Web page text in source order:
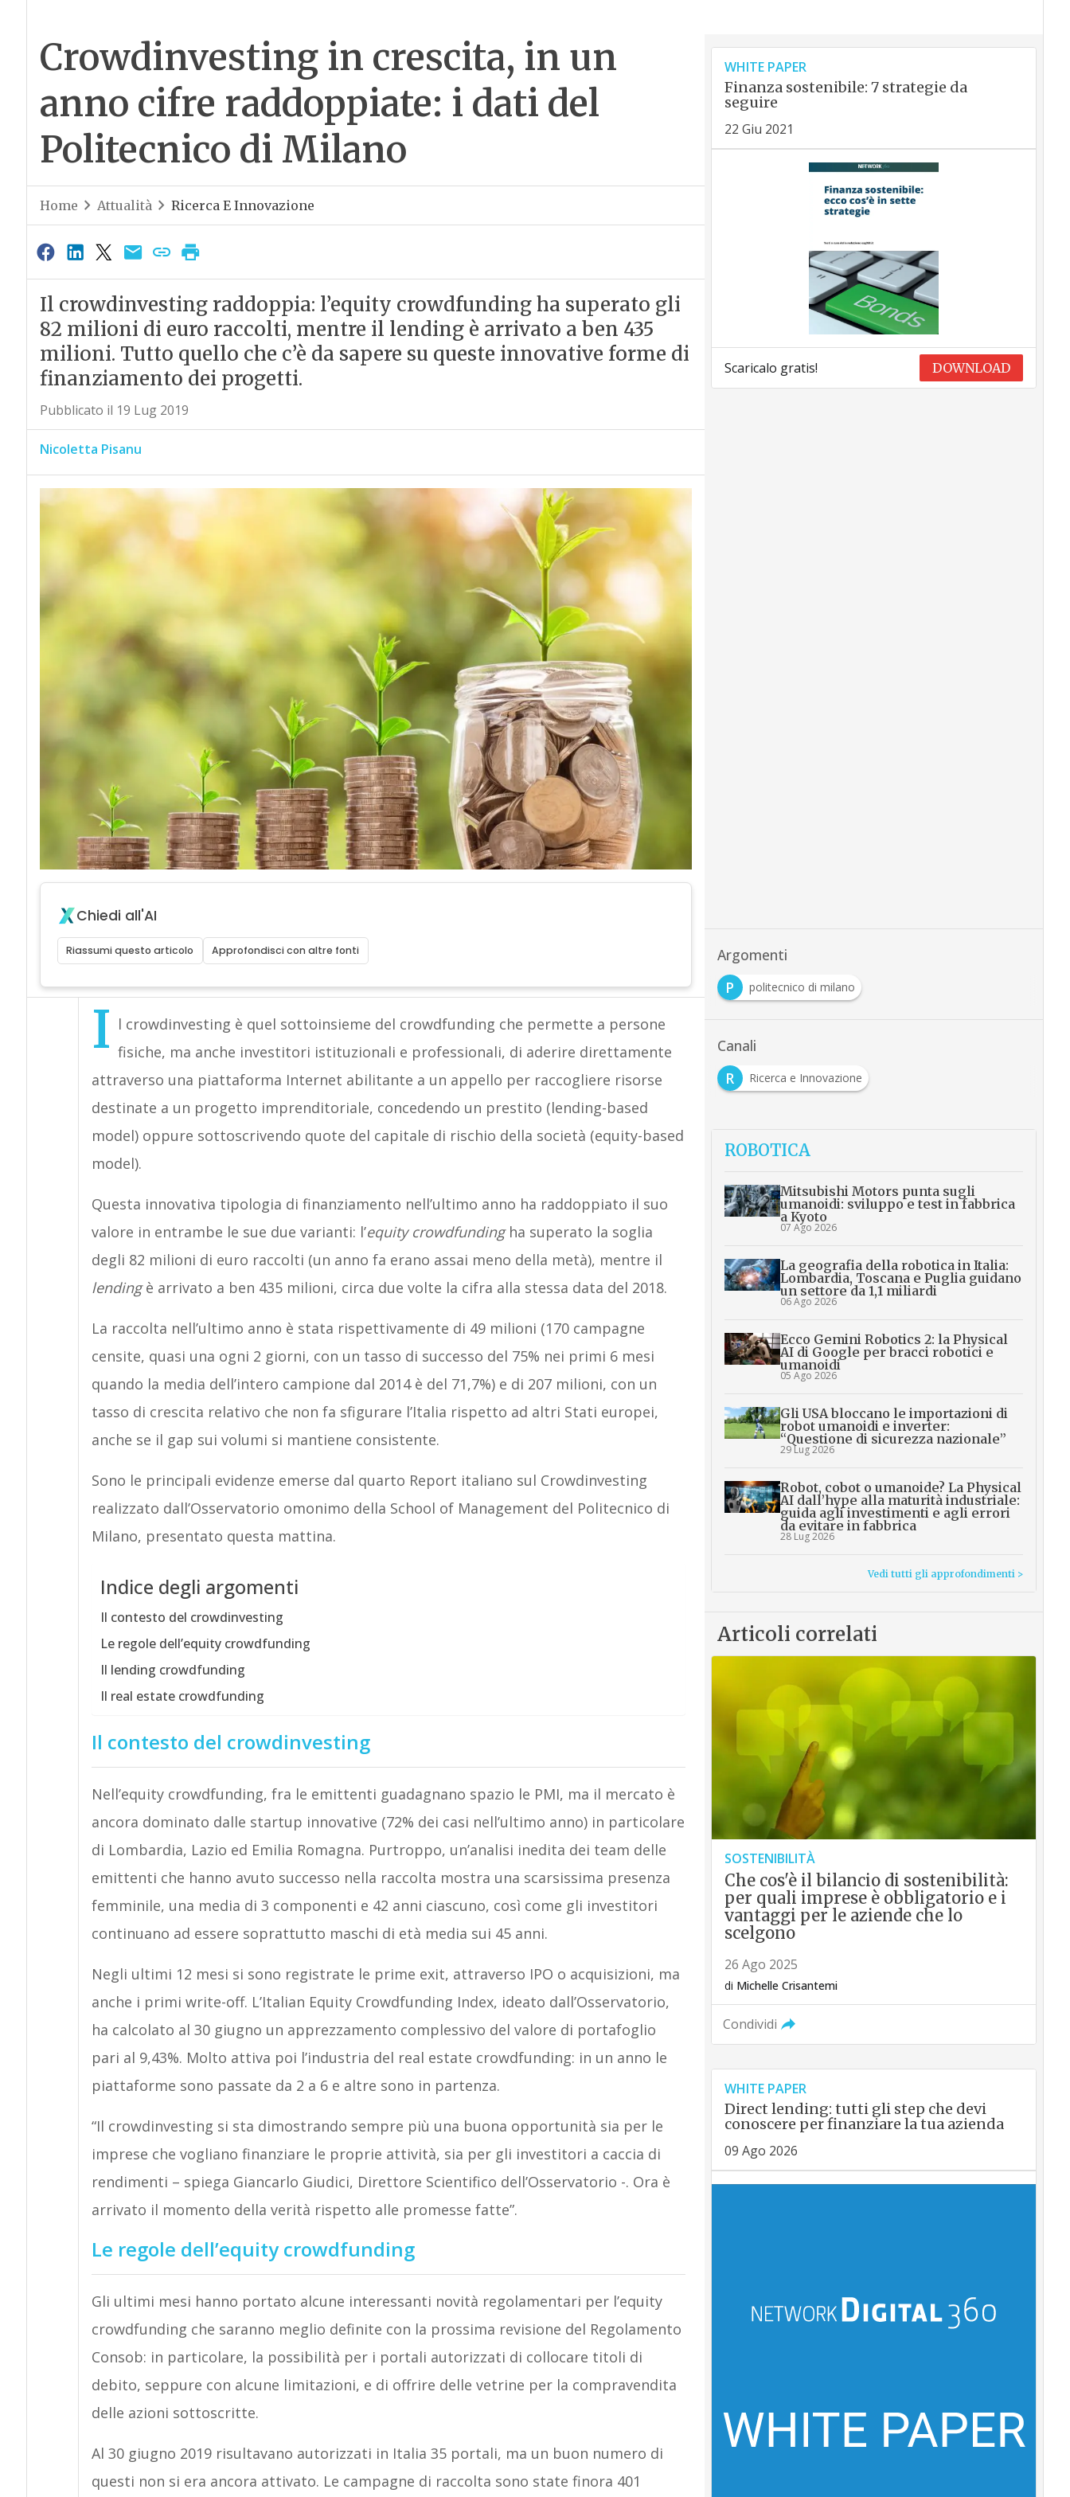
Crowdinvesting in crescita, in un
anno cifre raddoppiate: i dati del
Politecnico di Milano
Home Attualità Ricerca E Innovazione
Il crowdinvesting raddoppia: l’equity crowdfunding ha superato gli
82 milioni di euro raccolti, mentre il lending è arrivato a ben 435
milioni. Tutto quello che c’è da sapere su queste innovative forme di
finanziamento dei progetti.
Pubblicato il 19 Lug 2019
Nicoletta Pisanu
Chiedi all'AI
Riassumi questo articolo Approfondisci con altre fonti
I l crowdinvesting è quel sottoinsieme del crowdfunding che permette a persone
fisiche, ma anche investitori istituzionali e professionali, di aderire direttamente
attraverso una piattaforma Internet abilitante a un appello per raccogliere risorse
destinate a un progetto imprenditoriale, concedendo un prestito (lending-based
model) oppure sottoscrivendo quote del capitale di rischio della società (equity-based
model).
Questa innovativa tipologia di finanziamento nell’ultimo anno ha raddoppiato il suo
valore in entrambe le sue due varianti: l’equity crowdfundingha superato la soglia
degli 82 milioni di euro raccolti (un anno fa erano assai meno della metà), mentre il
lendingè arrivato a ben 435 milioni, circa due volte la cifra alla stessa data del 2018.
La raccolta nell’ultimo anno è stata rispettivamente di 49 milioni (170 campagne
censite, quasi una ogni 2 giorni, con un tasso di successo del 75% nei primi 6 mesi
quando la media dell’intero campione dal 2014 è del 71,7%) e di 207 milioni, con un
tasso di crescita relativo che non fa sfigurare l’Italia rispetto ad altri Stati europei,
anche se il gap sui volumi si mantiene consistente.
Sono le principali evidenze emerse dal quarto Report italiano sul Crowdinvesting
realizzato dall’Osservatorio omonimo della School of Management del Politecnico di
Milano, presentato questa mattina.
Indice degli argomenti
Il contesto del crowdinvesting
Le regole dell’equity crowdfunding
Il lending crowdfunding
Il real estate crowdfunding
Il contesto del crowdinvesting
Nell’equity crowdfunding, fra le emittenti guadagnano spazio le PMI, ma il mercato è
ancora dominato dalle startup innovative (72% dei casi nell’ultimo anno) in particolare
di Lombardia, Lazio ed Emilia Romagna. Purtroppo, un’analisi inedita dei team delle
emittenti che hanno avuto successo nella raccolta mostra una scarsissima presenza
femminile, una media di 3 componenti e 42 anni ciascuno, così come gli investitori
continuano ad essere soprattutto maschi di età media sui 45 anni.
Negli ultimi 12 mesi si sono registrate le prime exit, attraverso IPO o acquisizioni, ma
anche i primi write-off. L’Italian Equity Crowdfunding Index, ideato dall’Osservatorio,
ha calcolato al 30 giugno un apprezzamento complessivo del valore di portafoglio
pari al 9,43%. Molto attiva poi l’industria del real estate crowdfunding: in un anno le
piattaforme sono passate da 2 a 6 e altre sono in partenza.
“Il crowdinvesting si sta dimostrando sempre più una buona opportunità sia per le
imprese che vogliano finanziare le proprie attività, sia per gli investitori a caccia di
rendimenti – spiega Giancarlo Giudici, Direttore Scientifico dell’Osservatorio -. Ora è
arrivato il momento della verità rispetto alle promesse fatte”.
Le regole dell’equity crowdfunding
Gli ultimi mesi hanno portato alcune interessanti novità regolamentari per l’equity
crowdfunding che saranno meglio definite con la prossima revisione del Regolamento
Consob: in particolare, la possibilità per i portali autorizzati di collocare titoli di
debito, seppure con alcune limitazioni, e di offrire delle vetrine per la compravendita
delle azioni sottoscritte.
Al 30 giugno 2019 risultavano autorizzati in Italia 35 portali, ma un buon numero di
questi non si era ancora attivato. Le campagne di raccolta sono state finora 401
WHITE PAPER
Finanza sostenibile: 7 strategie da
seguire
22 Giu 2021
Scaricalo gratis! DOWNLOAD
Argomenti
P
politecnico di milano
Canali
R
Ricerca e Innovazione
ROBOTICA
Mitsubishi Motors punta sugli
umanoidi: sviluppo e test in fabbrica
a Kyoto
07 Ago 2026
La geografia della robotica in Italia:
Lombardia, Toscana e Puglia guidano
un settore da 1,1 miliardi
06 Ago 2026
Ecco Gemini Robotics 2: la Physical
AI di Google per bracci robotici e
umanoidi
05 Ago 2026
Gli USA bloccano le importazioni di
robot umanoidi e inverter:
“Questione di sicurezza nazionale”
29 Lug 2026
Robot, cobot o umanoide? La Physical
AI dall’hype alla maturità industriale:
guida agli investimenti e agli errori
da evitare in fabbrica
28 Lug 2026
Vedi tutti gli approfondimenti >
Articoli correlati
SOSTENIBILITÀ
Che cos'è il bilancio di sostenibilità:
per quali imprese è obbligatorio e i
vantaggi per le aziende che lo
scelgono
26 Ago 2025
di Michelle Crisantemi
Condividi
WHITE PAPER
Direct lending: tutti gli step che devi
conoscere per finanziare la tua azienda
09 Ago 2026